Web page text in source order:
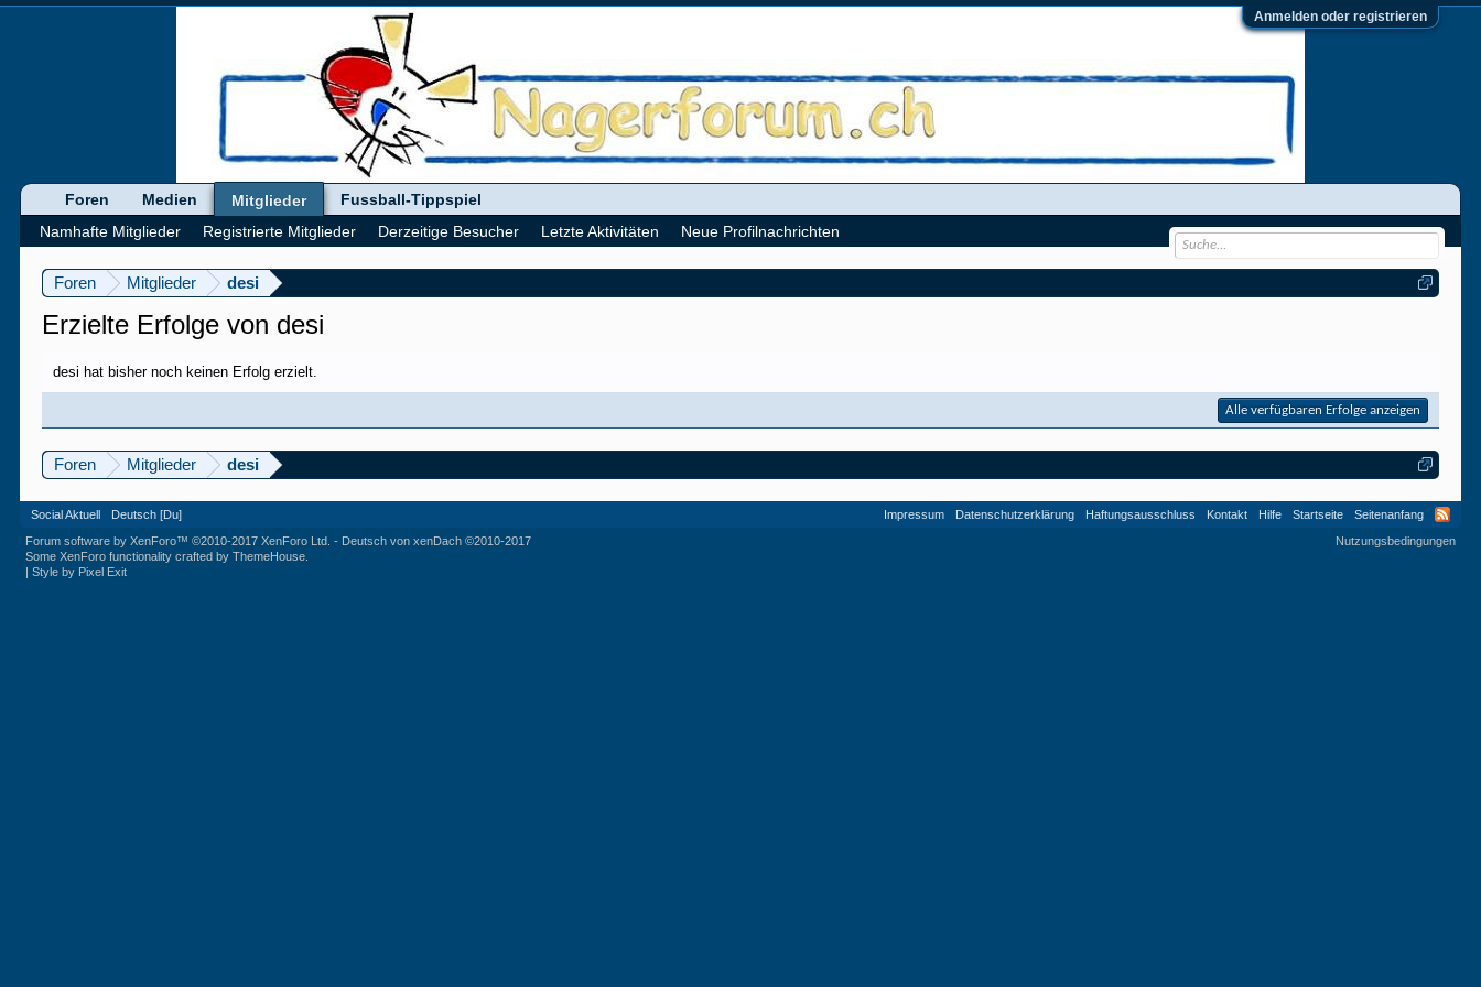
Anmelden oder registrieren
Foren Mitglieder desi
Erzielte Erfolge von desi
desi hat bisher noch keinen Erfolg erzielt.
Alle verfügbaren Erfolge anzeigen
Foren Mitglieder desi
Foren Medien
Mitglieder
Namhafte Mitglieder
Registrierte Mitglieder Derzeitige Besucher Letzte Aktivitäten Neue Profilnachrichten
Fussball-Tippspiel
Social Aktuell Deutsch [Du] Impressum Datenschutzerklärung Haftungsausschluss Kontakt Hilfe Startseite
Seitenanfang
Nutzungsbedingungen
Forum software by XenForo™©2010-2017 XenForo Ltd. - Deutsch von xenDach©2010-2017
Some XenForo functionality crafted byThemeHouse
|Style by Pixel Exit